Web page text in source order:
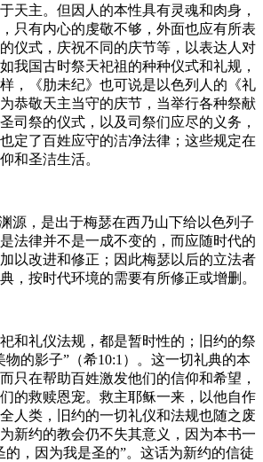
天主。但因人的本性具有灵魂和肉身，
只有内心的虔敬不够，外面也应有所表
仪式，庆祝不同的庆节等，以表达人对
我国古时祭天祀祖的种种仪式和礼规，
，《肋未纪》也可说是以色列人的《礼
恭敬天主当守的庆节，当举行各种祭献
司祭的仪式，以及司祭们应尽的义务，
定了百姓应守的洁净法律；这些规定在
和圣洁生活。
源，是出于梅瑟在西乃山下给以色列子
法律并不是一成不变的，而应随时代的
以改进和修正；因此梅瑟以后的立法者
，按时代环境的需要有所修正或增删。
和礼仪法规，都是暂时性的；旧约的祭
物的影子”（希10:1）。这一切礼典的本
只在帮助百姓激发他们的信仰和希望，
的救赎恩宠。救主耶稣一来，以他自作
人类，旧约的一切礼仪和法规也随之废
新约的教会仍不失其意义，因为本书一
的，因为我是圣的”。这话为新约的信徒